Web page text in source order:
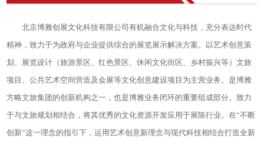
北京博雅创展文化科技有限公司有机融合文化与科技，充分表达时代
精神，致力于为政府与企业提供综合的展览展示解决方案。以艺术创意策
划、展览设计（旅游景区、红色景区、休闲文化街区、乡村振兴等）文旅
项目、公共艺术空间营造及会展等文化创意建设项目为主营业务。是博雅
方略文旅集团的创新机构之一，也是博雅业务闭环的重要组成部分。致力
于与文旅规划相结合，将其优秀的文化资源开发应用于展陈行业。在“不断
创新”这一理念的指引下，运用艺术创意新理念与现代科技相结合打造全新